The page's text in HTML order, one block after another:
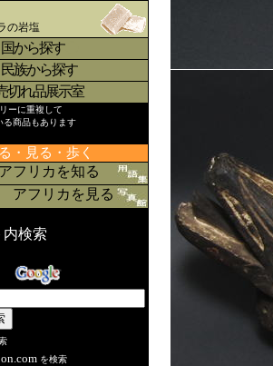
の岩塩
国から探す〇
民族から探す
切れ品展示室
ーに重複して
商品もあります
・見る・歩く
アフリカを知る
アフリカを見る
内検索
を検索